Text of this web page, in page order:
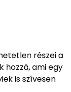
részei a
hozzá, ami egy
is szívesen